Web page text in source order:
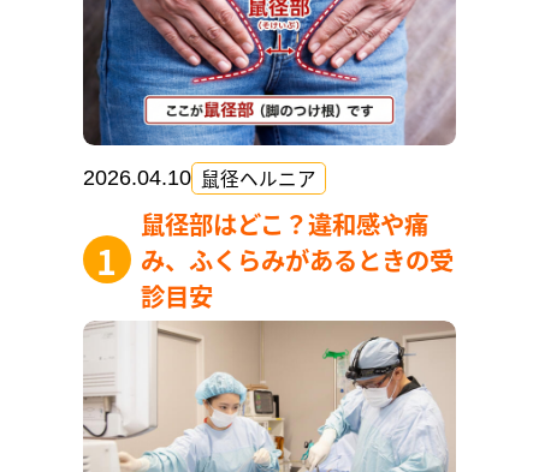
2026.04.10 鼠径ヘルニア
鼠径部はどこ？違和感や痛
み、ふくらみがあるときの受
診目安